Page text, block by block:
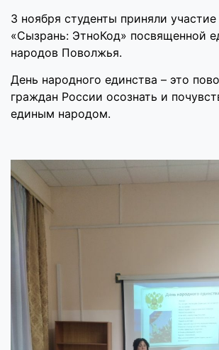
3 ноября студенты приняли
«Сызрань: ЭтноКод» посвященной
народов Поволжья.
День народного единства – это
граждан России осознать и
единым народом.